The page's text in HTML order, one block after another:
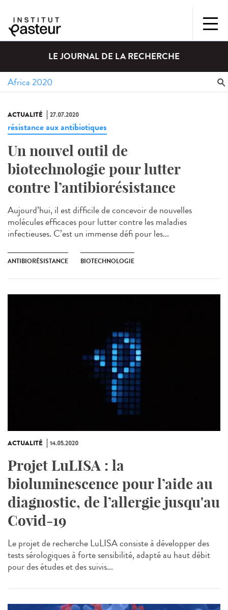
LE JOURNAL DE LA RECHERCHE
ACTUALITÉ 27.07.2020
résistance aux antibiotiques
Un nouvel outil de
biotechnologie pour lutter
contre l’antibiorésistance
Aujourd’hui, il est difficile de concevoir de nouvelles
molécules efficaces pour lutter contre les maladies
infectieuses. C’est un immense défi pour les...
ANTIBIORÉSISTANCE BIOTECHNOLOGIE
ACTUALITÉ 14.05.2020
Projet LuLISA : la
bioluminescence pour l’aide au
diagnostic, de l’allergie jusqu'au
Covid-19
Le projet de recherche LuLISA consiste à développer des
tests sérologiques à forte sensibilité, adapté au haut débit
pour des études et des suivis...